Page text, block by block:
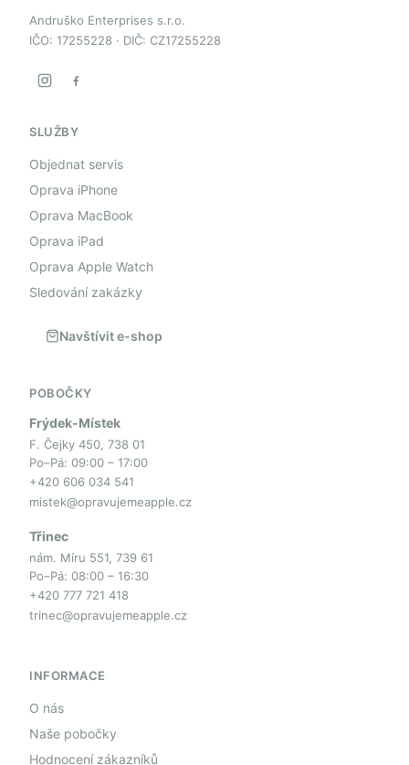
Andruško Enterprises s.r.o.
IČO: 17255228 · DIČ: CZ17255228
SLUŽBY
Objednat servis
Oprava iPhone
Oprava MacBook
Oprava iPad
Oprava Apple Watch
Sledování zakázky
Navštívit e-shop
POBOČKY
Frýdek-Místek
F. Čejky 450, 738 01
Po–Pá: 09:00 – 17:00
+420 606 034 541
mistek@opravujemeapple.cz
Třinec
nám. Míru 551, 739 61
Po–Pá: 08:00 – 16:30
+420 777 721 418
trinec@opravujemeapple.cz
INFORMACE
O nás
Naše pobočky
Hodnocení zákazníků